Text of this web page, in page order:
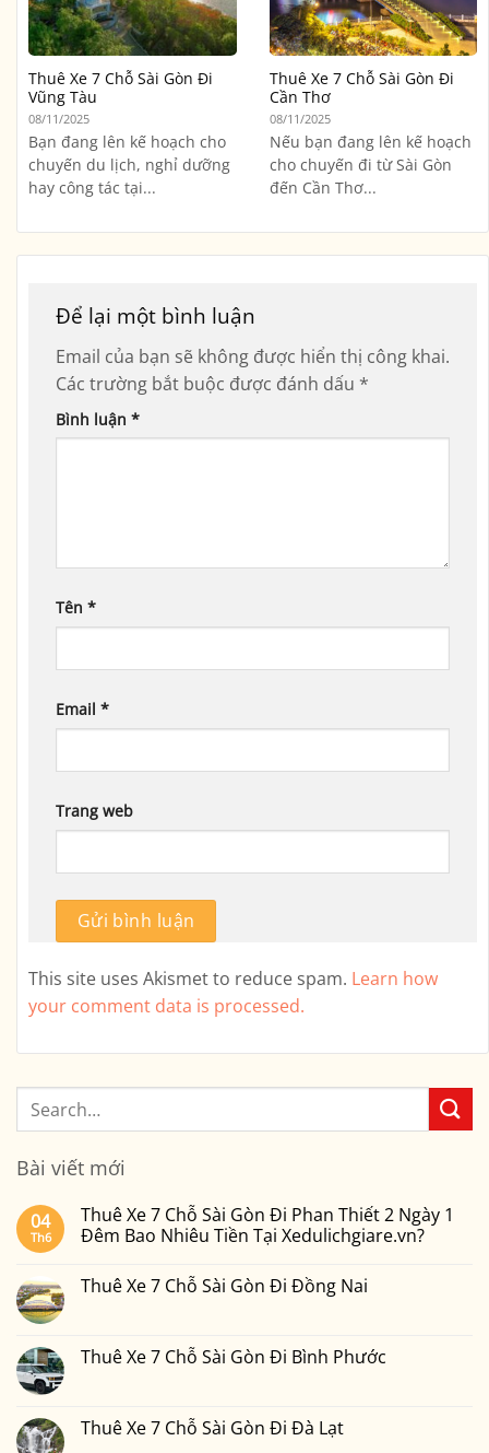
Thuê Xe 7 Chỗ Sài Gòn Đi
Vũng Tàu
08/11/2025
Bạn đang lên kế hoạch cho
chuyến du lịch, nghỉ dưỡng
hay công tác tại...
Thuê Xe 7 Chỗ Sài Gòn Đi
Cần Thơ
08/11/2025
Nếu bạn đang lên kế hoạch
cho chuyến đi từ Sài Gòn
đến Cần Thơ...
Để lại một bình luận
Email của bạn sẽ không được hiển thị công khai.
Các trường bắt buộc được đánh dấu *
Bình luận *
Tên *
Email *
Trang web
This site uses Akismet to reduce spam. Learn how
your comment data is processed.
Bài viết mới
04
Th6
Thuê Xe 7 Chỗ Sài Gòn Đi Phan Thiết 2 Ngày 1
Đêm Bao Nhiêu Tiền Tại Xedulichgiare.vn?
bình
7
Phan
Thuê Xe 7 Chỗ Sài Gòn Đi Đồng Nai
luận
ở
Chỗ
Sài
Thuê Xe 7 Chỗ Sài Gòn Đi Bình Phước
luận
ở
Thuê Xe 7 Chỗ Sài Gòn Đi Đà Lạt